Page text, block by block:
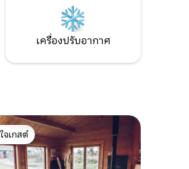
งคู่ + ห้องน้ำเต็มรูปแบบที่สอง
a bhaint as!<br><br>
เครื่องปรับอากาศ
กสต์ที่สุด
จเกสต์